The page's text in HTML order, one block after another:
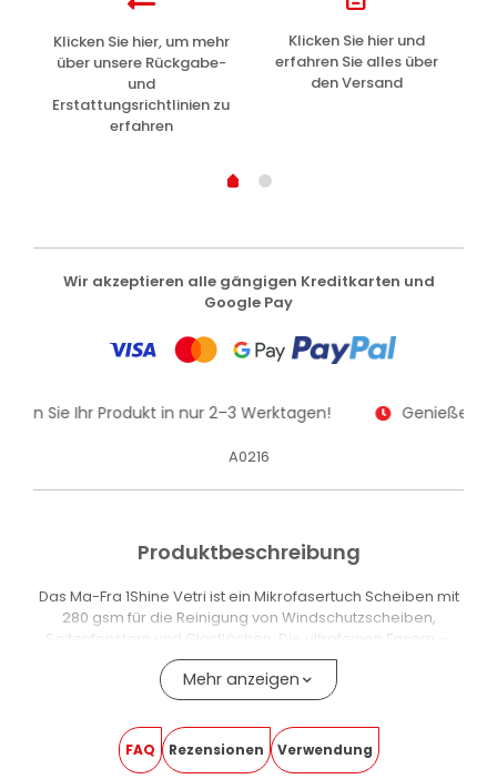
Klicken Sie hier, um mehr
über unsere Rückgabe-
und
Erstattungsrichtlinien zu
erfahren
Klicken Sie hier und
erfahren Sie alles über
den Versand
Wir akzeptieren alle gängigen Kreditkarten und
Google Pay
Sie Ihr Produkt in nur 2–3 Werktagen! Genießen
A0216
Produktbeschreibung
Das Ma-Fra 1Shine Vetri ist ein Mikrofasertuch Scheiben mit
280 gsm für die Reinigung von Windschutzscheiben,
Seitenfenstern und Glasflächen. Die ultrafeinen Fasern —
100-mal dünner als ein menschliches Haar — nehmen
Schmutz, Staub und Fettablagerungen in einem einzigen
Wischvorgang auf, ohne Schlieren zu hinterlassen und
ohne aggressive Reinigungsmittel.
Die hohe Saugfähigkeit reduziert Trocknungsrückstände
Mehr anzeigen
FAQ Rezensionen Verwendung